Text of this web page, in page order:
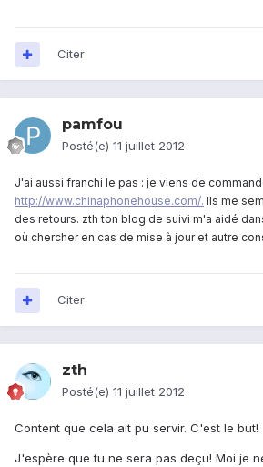
Citer
pamfou
Posté(e) 11 juillet 2012
J'ai aussi franchi le pas : je viens de
http://www.chinaphonehouse.com/. Ils me
des retours. zth ton blog de suivi m'a aidé
où chercher en cas de mise à jour et autre
Citer
zth
Posté(e) 11 juillet 2012
Content que cela ait pu servir. C'est le but!
J'espère que tu ne sera pas deçu! Moi je